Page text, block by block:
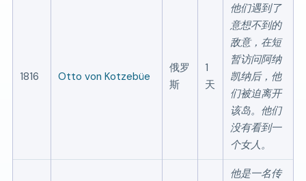
1816 Otto von Kotzebüe
俄罗
斯
1
天
他们遇到了
意想不到的
敌意，在短
暂访问阿纳
凯纳后，他
们被迫离开
该岛。他们
没有看到一
个女人。
他是一名传